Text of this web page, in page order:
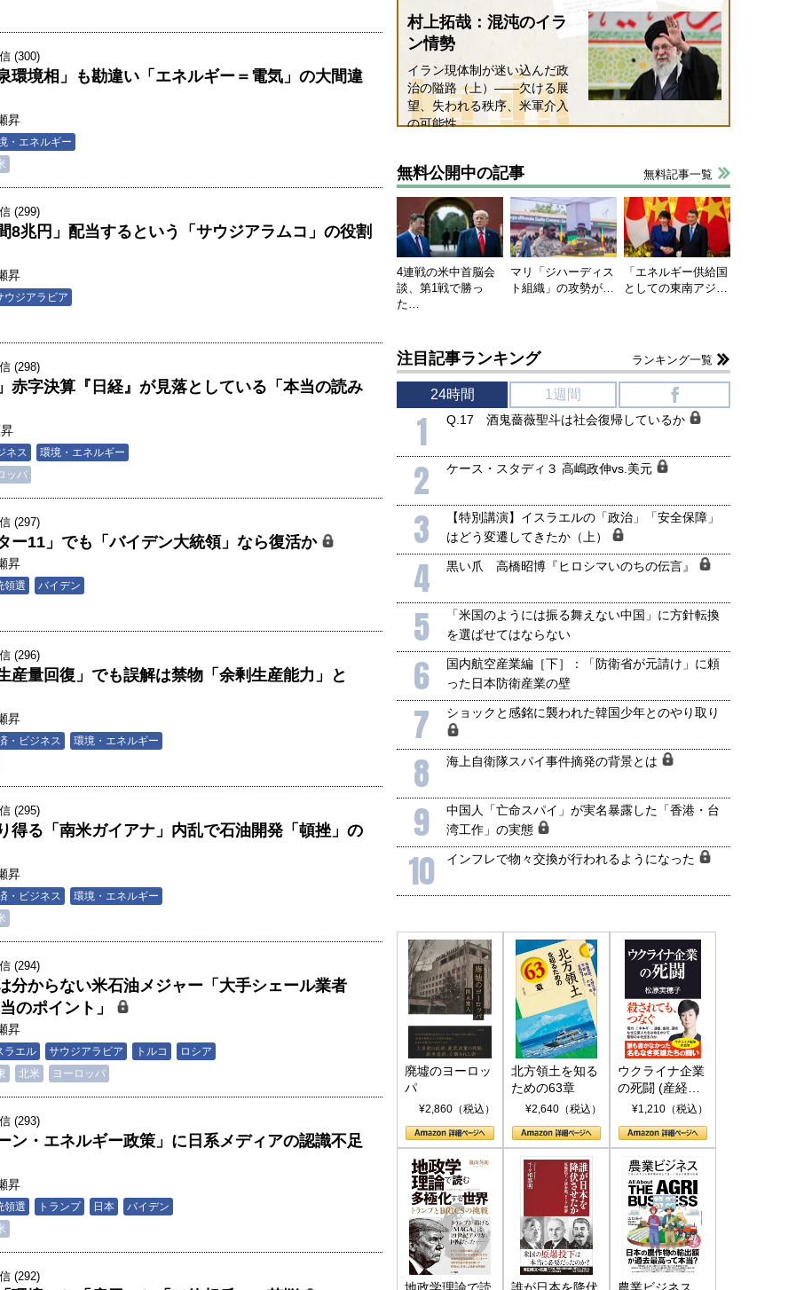
(300)
環境相」も勘違い「エネルギー＝電気」の大間違
昇
・エネルギー
(299)
8兆円」配当するという「サウジアラムコ」の役割
昇
ウジアラビア
(298)
赤字決算『日経』が見落としている「本当の読み
ネス 環境・エネルギー
ッパ
(297)
ー11」でも「バイデン大統領」なら復活か
昇
領選 バイデン
(296)
産量回復」でも誤解は禁物「余剰生産能力」と
昇
・ビジネス 環境・エネルギー
(295)
得る「南米ガイアナ」内乱で石油開発「頓挫」の
昇
・ビジネス 環境・エネルギー
(294)
分からない米石油メジャー「大手シェール業者
のポイント」
昇
ラエル サウジアラビア トルコ ロシア
北米 ヨーロッパ
(293)
ン・エネルギー政策」に日系メディアの認識不足
昇
領選 トランプ 日本 バイデン
(292)
村上拓哉：混沌のイラ
ン情勢
イラン現体制が迷い込んだ政
治の隘路（上）――欠ける展
望、失われる秩序、米軍介入
の可能性
無料公開中の記事 無料記事一覧
4連戦の米中首脳会
談、第1戦で勝っ
た…
マリ「ジハーディス
ト組織」の攻勢が…
「エネルギー供給国
としての東南アジ…
注目記事ランキング ランキング一覧
24時間 1週間
1 Q.17 酒鬼薔薇聖斗は社会復帰しているか
2 ケース・スタディ３ 高嶋政伸vs.美元
3
【特別講演】イスラエルの「政治」「安全保障」
はどう変遷してきたか（上）
4 黒い爪 高橋昭博『ヒロシマいのちの伝言』
5
「米国のようには振る舞えない中国」に方針転換
を選ばせてはならない
6
国内航空産業編［下］：「防衛省が元請け」に頼
った日本防衛産業の壁
7 ショックと感銘に襲われた韓国少年とのやり取り
8 海上自衛隊スパイ事件摘発の背景とは
9
中国人「亡命スパイ」が実名暴露した「香港・台
湾工作」の実態
10 インフレで物々交換が行われるようになった
廃墟のヨーロッ
パ
¥2,860（税込）
北方領土を知る
ための63章
¥2,640（税込）
ウクライナ企業
の死闘 (産経セ
レクト S 039)
¥1,210（税込）
地政学理論で読 誰が日本を降伏 農業ビジネス